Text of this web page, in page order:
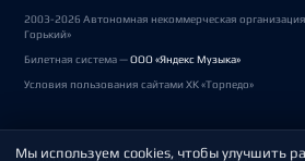
2003-2026 Автономная некоммерческая
Горький»
Билетная система —ООО «Яндекс Музыка»
Условия пользования сайтами ХК «Торпедо»
Политика обработки персональных данных
Мы используем cookies, чтобы улучшить